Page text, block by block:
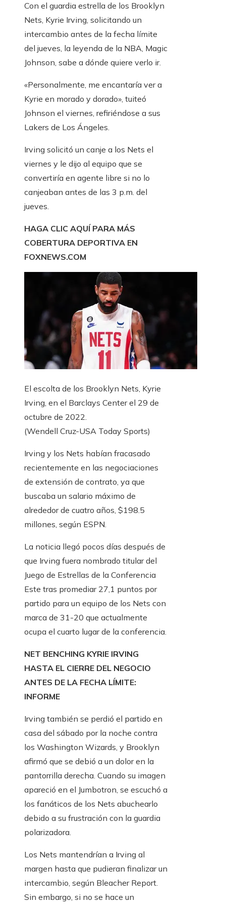
Con el guardia estrella de los Brooklyn
Nets, Kyrie Irving, solicitando un
intercambio antes de la fecha límite
del jueves, la leyenda de la NBA, Magic
Johnson, sabe a dónde quiere verlo ir.
«Personalmente, me encantaría ver a
Kyrie en morado y dorado», tuiteó
Johnson el viernes, refiriéndose a sus
Lakers de Los Ángeles.
Irving solicitó un canje a los Nets el
viernes y le dijo al equipo que se
convertiría en agente libre si no lo
canjeaban antes de las 3 p.m. del
jueves.
HAGA CLIC AQUÍ PARA MÁS
COBERTURA DEPORTIVA EN
FOXNEWS.COM
El escolta de los Brooklyn Nets, Kyrie
Irving, en el Barclays Center el 29 de
octubre de 2022.
(Wendell Cruz-USA Today Sports)
Irving y los Nets habían fracasado
recientemente en las negociaciones
de extensión de contrato, ya que
buscaba un salario máximo de
alrededor de cuatro años, $198.5
millones, según ESPN.
La noticia llegó pocos días después de
que Irving fuera nombrado titular del
Juego de Estrellas de la Conferencia
Este tras promediar 27,1 puntos por
partido para un equipo de los Nets con
marca de 31-20 que actualmente
ocupa el cuarto lugar de la conferencia.
NET BENCHING KYRIE IRVING
HASTA EL CIERRE DEL NEGOCIO
ANTES DE LA FECHA LÍMITE:
INFORME
Irving también se perdió el partido en
casa del sábado por la noche contra
los Washington Wizards, y Brooklyn
afirmó que se debió a un dolor en la
pantorrilla derecha. Cuando su imagen
apareció en el Jumbotron, se escuchó a
los fanáticos de los Nets abuchearlo
debido a su frustración con la guardia
polarizadora.
Los Nets mantendrían a Irving al
margen hasta que pudieran finalizar un
intercambio, según Bleacher Report.
Sin embargo, si no se hace un